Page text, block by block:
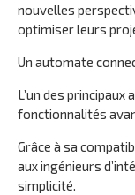
nouvelles
optimiser leurs
Un automate
L’un des principaux
fonctionnalités
Grâce à sa
aux ingénieurs
simplicité.